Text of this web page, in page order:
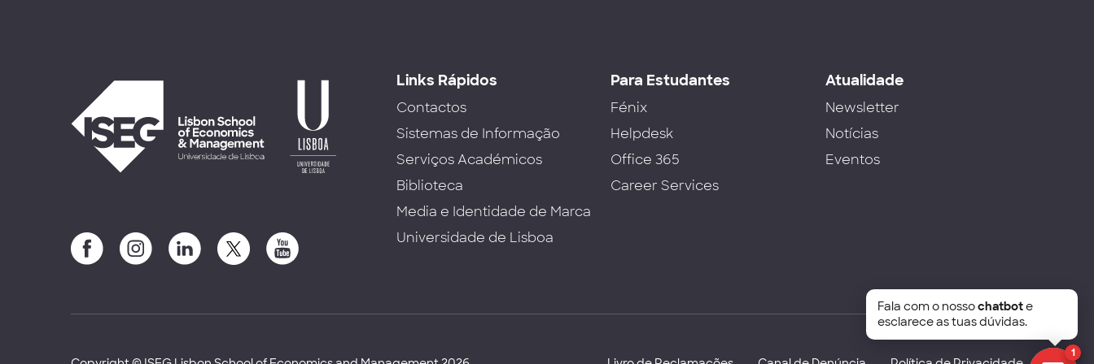
Links Rápidos
Contactos
Sistemas de Informação
Serviços Académicos
Biblioteca
Media e Identidade de Marca
Universidade de Lisboa
Para Estudantes
Fénix
Helpdesk
Office 365
Career Services
Atualidade
Newsletter
Notícias
Eventos
1
Fala com o nossochatbote
esclarece as tuas dúvidas.